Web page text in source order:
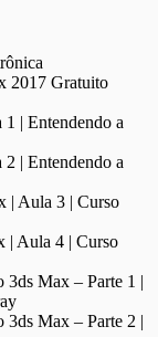
2017 Gratuito
| Entendendo a
| Entendendo a
| Aula 3 | Curso
| Aula 4 | Curso
3ds Max – Parte 1 |
3ds Max – Parte 2 |